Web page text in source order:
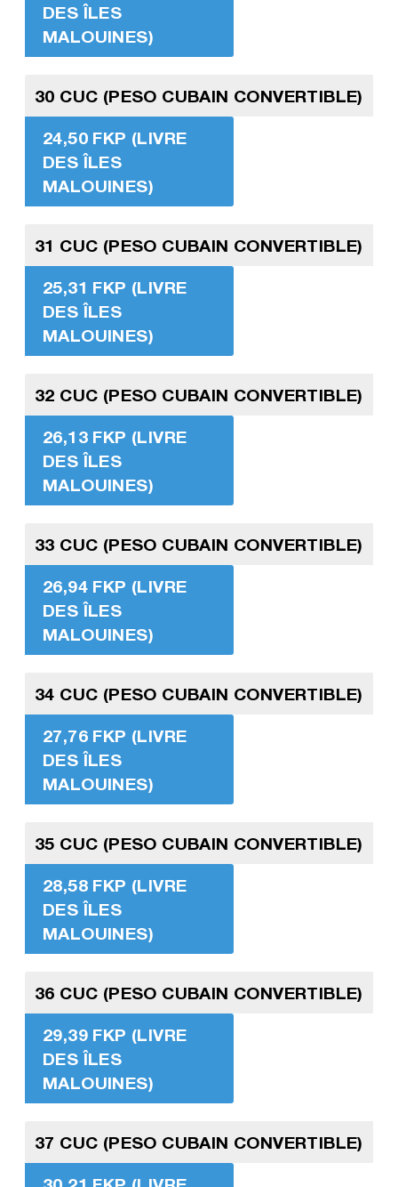
DES ÎLES
MALOUINES)
30 CUC (PESO CUBAIN CONVERTIBLE)
24,50 FKP (LIVRE
DES ÎLES
MALOUINES)
31 CUC (PESO CUBAIN CONVERTIBLE)
25,31 FKP (LIVRE
DES ÎLES
MALOUINES)
32 CUC (PESO CUBAIN CONVERTIBLE)
26,13 FKP (LIVRE
DES ÎLES
MALOUINES)
33 CUC (PESO CUBAIN CONVERTIBLE)
26,94 FKP (LIVRE
DES ÎLES
MALOUINES)
34 CUC (PESO CUBAIN CONVERTIBLE)
27,76 FKP (LIVRE
DES ÎLES
MALOUINES)
35 CUC (PESO CUBAIN CONVERTIBLE)
28,58 FKP (LIVRE
DES ÎLES
MALOUINES)
36 CUC (PESO CUBAIN CONVERTIBLE)
29,39 FKP (LIVRE
DES ÎLES
MALOUINES)
37 CUC (PESO CUBAIN CONVERTIBLE)